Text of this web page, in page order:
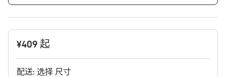
¥409 起
配送: 选择 尺寸